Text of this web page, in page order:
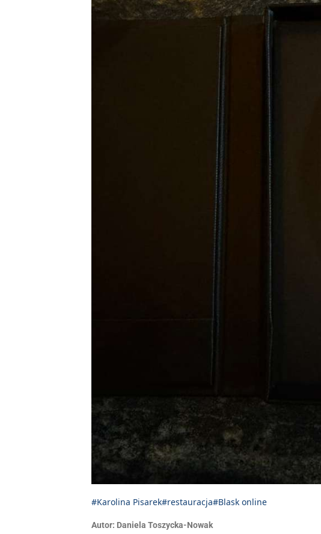
#Karolina Pisarek#restauracja#Blask online
Autor: Daniela Toszycka-Nowak